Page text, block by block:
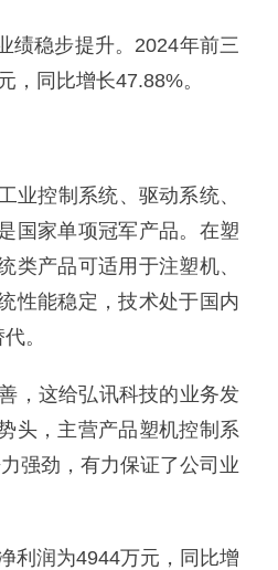
绩稳步提升。2024年前三
同比增长47.88%。
业控制系统、驱动系统、
国家单项冠军产品。在塑
类产品可适用于注塑机、
性能稳定，技术处于国内
。
，这给弘讯科技的业务发
头，主营产品塑机控制系
强劲，有力保证了公司业
利润为4944万元，同比增